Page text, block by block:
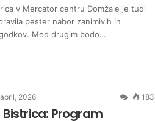
v Mercator centru Domžale je tudi
pester nabor zanimivih in
Med drugim bodo…
2026 183
Bistrica: Program